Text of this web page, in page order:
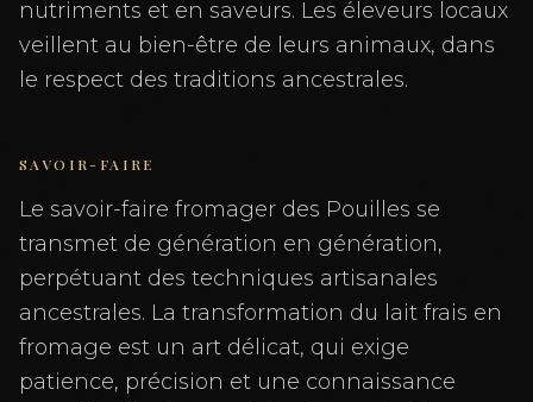
nutriments et en saveurs. Les éleveurs locaux
veillent au bien-être de leurs animaux, dans
le respect des traditions ancestrales.
SAVOIR-FAIRE
Le savoir-faire fromager des Pouilles se
transmet de génération en génération,
perpétuant des techniques artisanales
ancestrales. La transformation du lait frais en
fromage est un art délicat, qui exige
patience, précision et une connaissance